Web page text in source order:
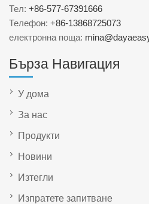
Тел: +86-577-67391666
Телефон: +86-13868725073
електронна поща:
Бърза Навигация
У дома
За нас
Продукти
Новини
Изтегли
Изпратете запитване